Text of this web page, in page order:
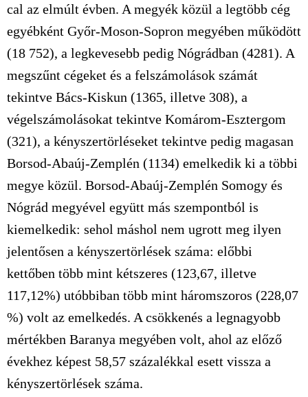
cal az elmúlt évben. A megyék közül a legtöbb cég
egyébként Győr-Moson-Sopron megyében működött
(18 752), a legkevesebb pedig Nógrádban (4281). A
megszűnt cégeket és a felszámolások számát
tekintve Bács-Kiskun (1365, illetve 308), a
végelszámolásokat tekintve Komárom-Esztergom
(321), a kényszertörléseket tekintve pedig magasan
Borsod-Abaúj-Zemplén (1134) emelkedik ki a többi
megye közül. Borsod-Abaúj-Zemplén Somogy és
Nógrád megyével együtt más szempontból is
kiemelkedik: sehol máshol nem ugrott meg ilyen
jelentősen a kényszertörlések száma: előbbi
kettőben több mint kétszeres (123,67, illetve
117,12%) utóbbiban több mint háromszoros (228,07
%) volt az emelkedés. A csökkenés a legnagyobb
mértékben Baranya megyében volt, ahol az előző
évekhez képest 58,57 százalékkal esett vissza a
kényszertörlések száma.